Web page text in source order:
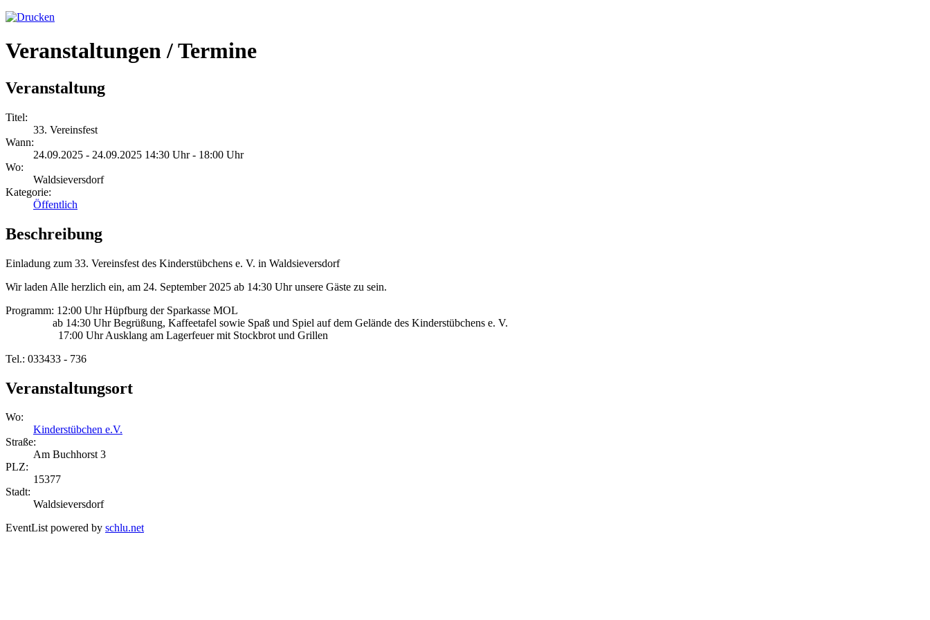
Veranstaltungen / Termine
Veranstaltung
Titel:
33. Vereinsfest
Wann:
24.09.2025 - 24.09.2025 14:30 Uhr - 18:00 Uhr
Wo:
Waldsieversdorf
Kategorie:
Öffentlich
Beschreibung
Einladung zum 33. Vereinsfest des Kinderstübchens e. V. in Waldsieversdorf
Wir laden Alle herzlich ein, am 24. September 2025 ab 14:30 Uhr unsere Gäste zu sein.
Programm: 12:00 Uhr Hüpfburg der Sparkasse MOL
ab 14:30 Uhr Begrüßung, Kaffeetafel sowie Spaß und Spiel auf dem Gelände des Kinderstübchens e. V.
17:00 Uhr Ausklang am Lagerfeuer mit Stockbrot und Grillen
Tel.: 033433 - 736
Veranstaltungsort
Wo:
Kinderstübchen e.V.
Straße:
Am Buchhorst 3
PLZ:
15377
Stadt:
Waldsieversdorf
EventList powered by schlu.net